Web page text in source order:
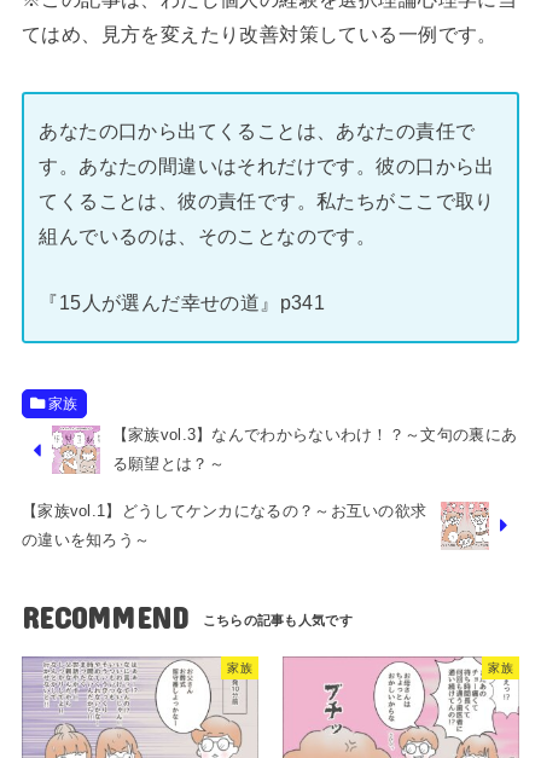
てはめ、見方を変えたり改善対策している一例です。
あなたの口から出てくることは、あなたの責任で
す。あなたの間違いはそれだけです。彼の口から出
てくることは、彼の責任です。私たちがここで取り
組んでいるのは、そのことなのです。
『15人が選んだ幸せの道』p341
家族
【家族vol.3】なんでわからないわけ！？～文句の裏にあ
る願望とは？～
【家族vol.1】どうしてケンカになるの？～お互いの欲求
の違いを知ろう～
RECOMMEND
家族 家族